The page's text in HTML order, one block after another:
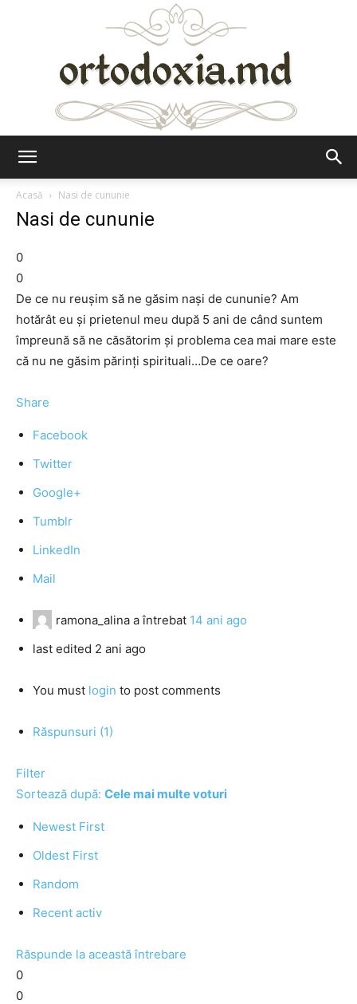
Acasă
Nasi de cununie
Nasi de cununie
0
0
De ce nu reuşim să ne găsim naşi de cununie? Am
hotărât eu şi prietenul meu după 5 ani de când suntem
împreună să ne căsătorim şi problema cea mai mare este
că nu ne găsim părinţi spirituali…De ce oare?
Share
Facebook
Twitter
Google+
Tumblr
LinkedIn
Mail
ramona_alina a întrebat 14 ani ago
last edited 2 ani ago
You must login to post comments
Răspunsuri (1)
Filter
Sortează după: Cele mai multe voturi
Newest First
Oldest First
Random
Recent activ
Răspunde la această întrebare
0
0